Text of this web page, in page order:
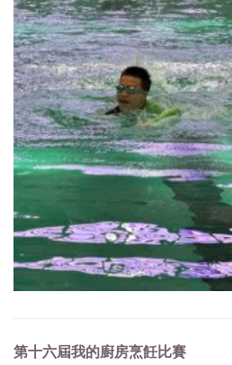
第十六屆我的廚房烹飪比賽